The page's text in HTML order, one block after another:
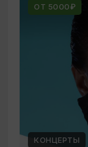
ОТ 5000₽
КОНЦЕРТЫ